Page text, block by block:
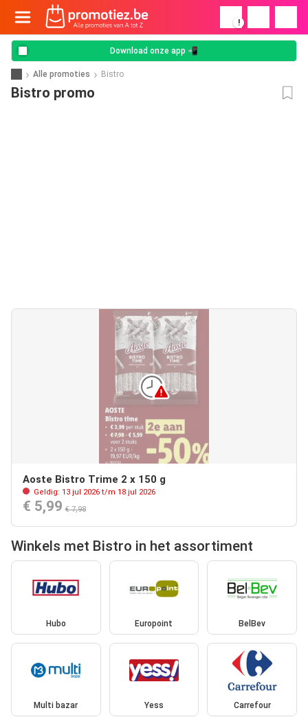
!
Download onze app 📲
Alle promoties Bistro
Bistro promo
Aoste Bistro Trime 2 x 150 g
Geldig: 13 jul 2026 t/m 18 jul 2026
€ 5,99 € 7,98
Winkels met Bistro in het assortiment
Hubo Europoint BelBev
Multi bazar Yess Carrefour